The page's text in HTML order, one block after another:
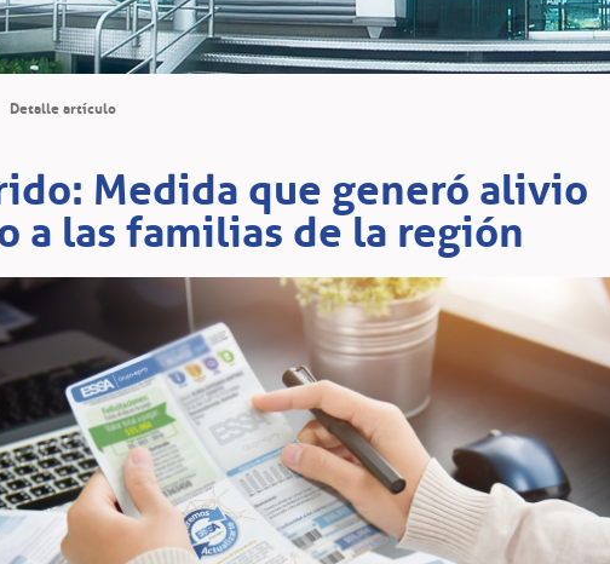
Detalle artículo
Medida que generó alivio
a las familias de la región